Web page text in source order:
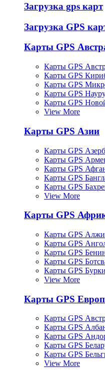
Загрузка gps карт
Загрузка GPS
Карты GPS
Карты GPS
Карты GPS
Карты GPS
Карты GPS
Карты GPS
View More
Карты GPS Азии
Карты GPS
Карты GPS
Карты GPS
Карты GPS
Карты GPS
View More
Карты GPS
Карты GPS
Карты GPS
Карты GPS
Карты GPS
Карты GPS
View More
Карты GPS
Карты GPS
Карты GPS
Карты GPS
Карты GPS
Карты GPS
View More